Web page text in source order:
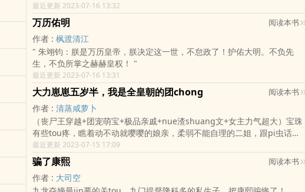
最近更新 2023-07-16 13:32
万历佑明 阅读本书
作者 : 枫渡清江
" 朱翊钧：朕是万历皇帝，朕决定这一世，不怠政了！护佑大明。不负先
生，不负所掌之赫赫皇权！ "
最近更新 2023-07-16 13:31
大力崽崽五岁半，我是全皇朝的团chong 阅读本书
作者 : 清蒸咸萝卜
（丧尸王穿越+团宠萌宝+极品亲戚+nue渣shuang文+女主力气超大）宝珠
有些tou疼，瞧着动不动就嘤嘤的娘亲，柔弱不能自理的二姐，跟pi虫话痨
三哥，还有一个声称已经战死的爹爹，这一大家子，没有一个能支棱起来
的。 小小的人很苦恼，抡起袖子，lou出小胳膊小tui，把一大家子改造成悍
匪。 nainai不给吃的，就鼓励娘亲砸厨房的门。大伯母和大堂姐欺负我
姐，让二姐扒光她们揭lou她们丑事。 啥？想要吃我娘豆腐，打断你丫的
最近更新 2023-07-15 17:09
骗了康熙 阅读本书
作者 : 大司空